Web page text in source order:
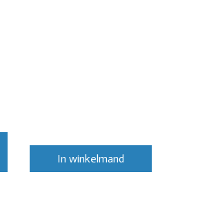
In winkelmand